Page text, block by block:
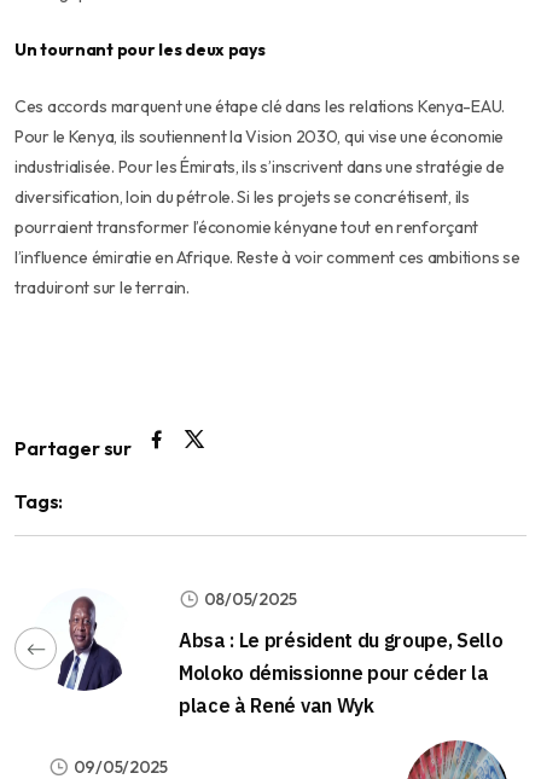
Un tournant pour les deux pays
Ces accords marquent une étape clé dans les relations Kenya-EAU.
Pour le Kenya, ils soutiennent la Vision 2030, qui vise une économie
industrialisée. Pour les Émirats, ils s’inscrivent dans une stratégie de
diversification, loin du pétrole. Si les projets se concrétisent, ils
pourraient transformer l’économie kényane tout en renforçant
l’influence émiratie en Afrique. Reste à voir comment ces ambitions se
traduiront sur le terrain.
Partager sur
Tags:
08/05/2025
Absa : Le président du groupe, Sello
Moloko démissionne pour céder la
place à René van Wyk
09/05/2025